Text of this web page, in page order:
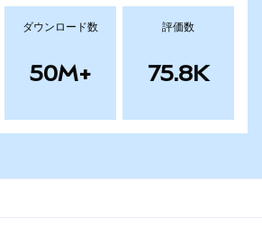
ダウンロード数
50M+
評価数
75.8K